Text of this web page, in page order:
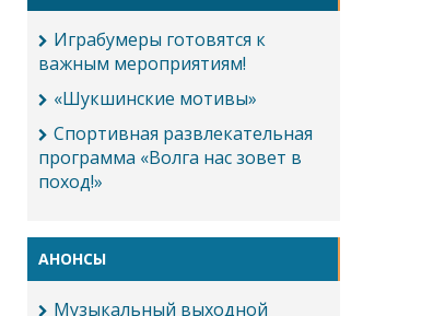
Играбумеры готовятся к
важным мероприятиям!
«Шукшинские мотивы»
Спортивная развлекательная
программа «Волга нас зовет в
поход!»
АНОНСЫ
Музыкальный выходной